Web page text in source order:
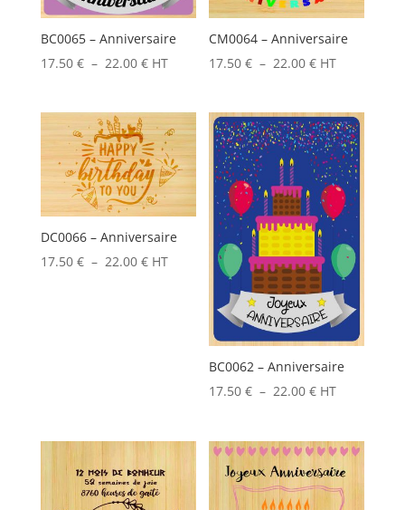
BC0065 – Anniversaire
17.50 € – 22.00 €Plage
prix :
17.50 €
à
22.00 €
HT
CM0064 – Anniversaire
17.50€ – 22.00€Plage
prix :
17.50 €
à
22.00 €
HT
DC0066 – Anniversaire
17.50 € – 22.00 €Plage
HT
BC0062 – Anniversaire
17.50€ – 22.00€Plage
prix :
17.50 €
à
HT